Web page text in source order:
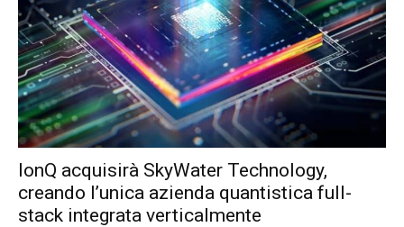
IonQ acquisirà SkyWater Technology,
creando l’unica azienda quantistica full-
stack integrata verticalmente